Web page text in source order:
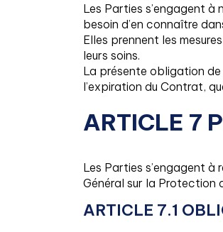
Les Parties s’engagent
besoin d’en connaître
Elles prennent les
leurs soins.
La présente obligation
l’expiration du Contrat,
ARTICLE 7
Les Parties s’engagent
Général sur la Protection
ARTICLE 7.1